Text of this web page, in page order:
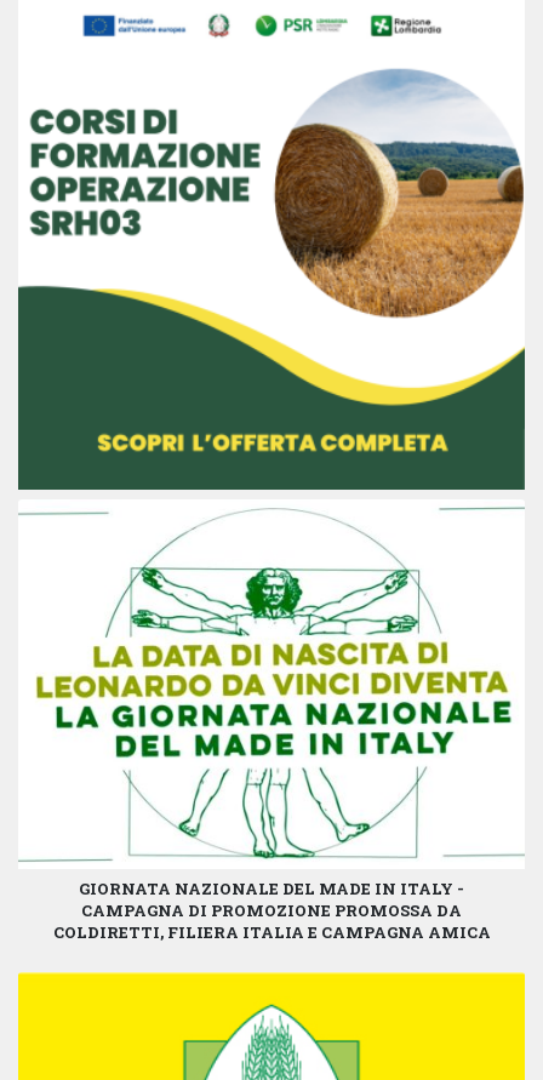
GIORNATA NAZIONALE DEL MADE IN ITALY -
CAMPAGNA DI PROMOZIONE PROMOSSA DA
COLDIRETTI, FILIERA ITALIA E CAMPAGNA AMICA